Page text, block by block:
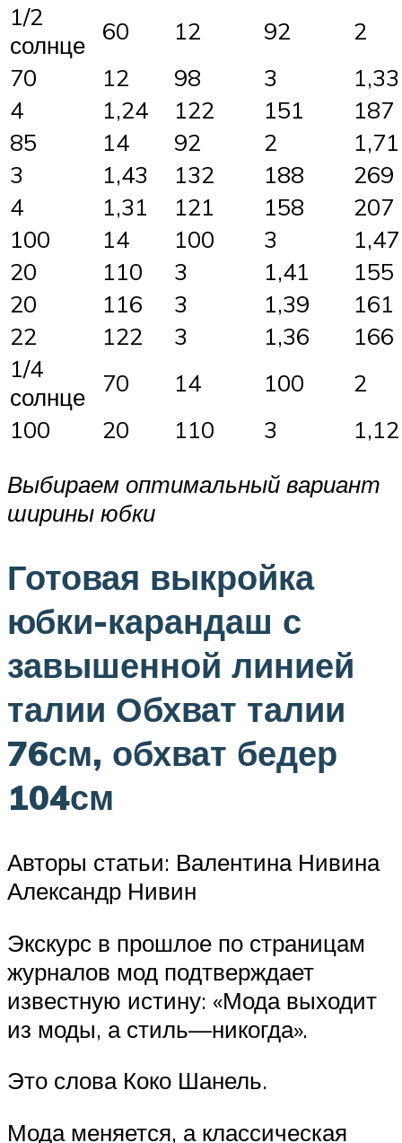
1/2
солнце
60 12 92
2
70
12 98 3
1,33
4
1,24 122 151
187
85
14 92 2
1,71
3
1,43 132 188
269
4
1,31 121 158
207
100
14 100 3
1,47
20
110 3 1,41
155
20
116 3 1,39
161
22
122 3 1,36
166
1/4
солнце
70 14 100
2
100
20 110 3
1,12
Выбираем оптимальный вариант
ширины юбки
Готовая выкройка
юбки-карандаш с
завышенной линией
талии Обхват талии
76см, обхват бедер
104см
Авторы статьи: Валентина Нивина
Александр Нивин
Экскурс в прошлое по страницам
журналов мод подтверждает
известную истину: «Мода выходит
из моды, а стиль—никогда».
Это слова Коко Шанель.
Мода меняется, а классическая